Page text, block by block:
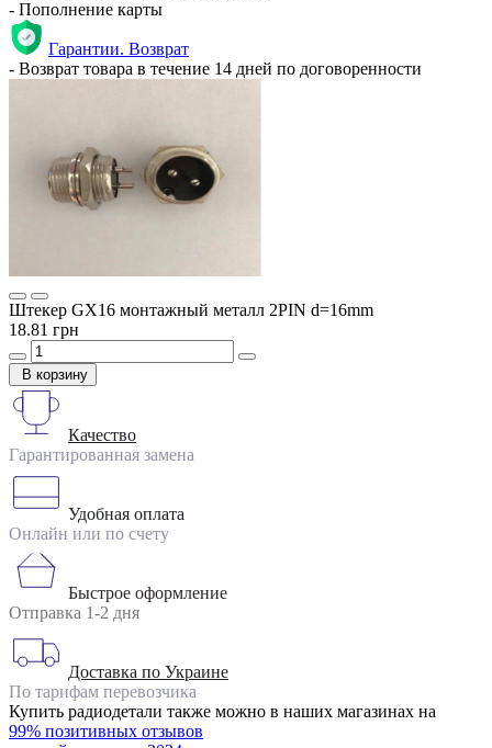
- Пополнение карты
Гарантии. Возврат
- Возврат товара в течение 14 дней по договоренности
Штекер GX16 монтажный металл 2PIN d=16mm
18.81 грн
В корзину
Качество
Гарантированная замена
Удобная оплата
Онлайн или по счету
Быстрое оформление
Отправка 1-2 дня
Доставка по Украине
По тарифам перевозчика
Купить радиодетали также можно в наших магазинах на
99% позитивных отзывов